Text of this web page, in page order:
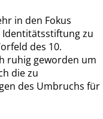
in den Fokus
zu
des 10.
ruhig geworden um
die zu
des Umbruchs für